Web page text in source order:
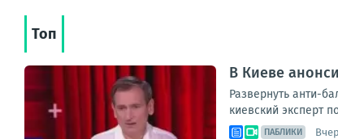
Топ
В Киеве
Развернуть анти-
киевский эксперт
ПАБЛИКИ